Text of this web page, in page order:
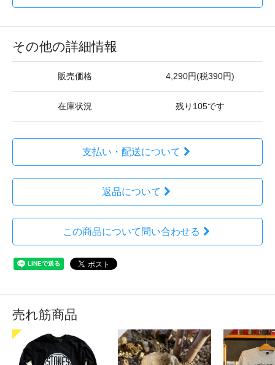
その他の詳細情報
販売価格 4,290円(税390円)
在庫状況 残り105です
支払い・配送について
返品について
この商品について問い合わせる
売れ筋商品